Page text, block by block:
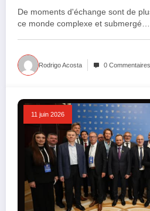
De moments d'échange sont de
ce monde complexe et submergé…
Rodrigo Acosta 0 Commentaires
11 juin 2026